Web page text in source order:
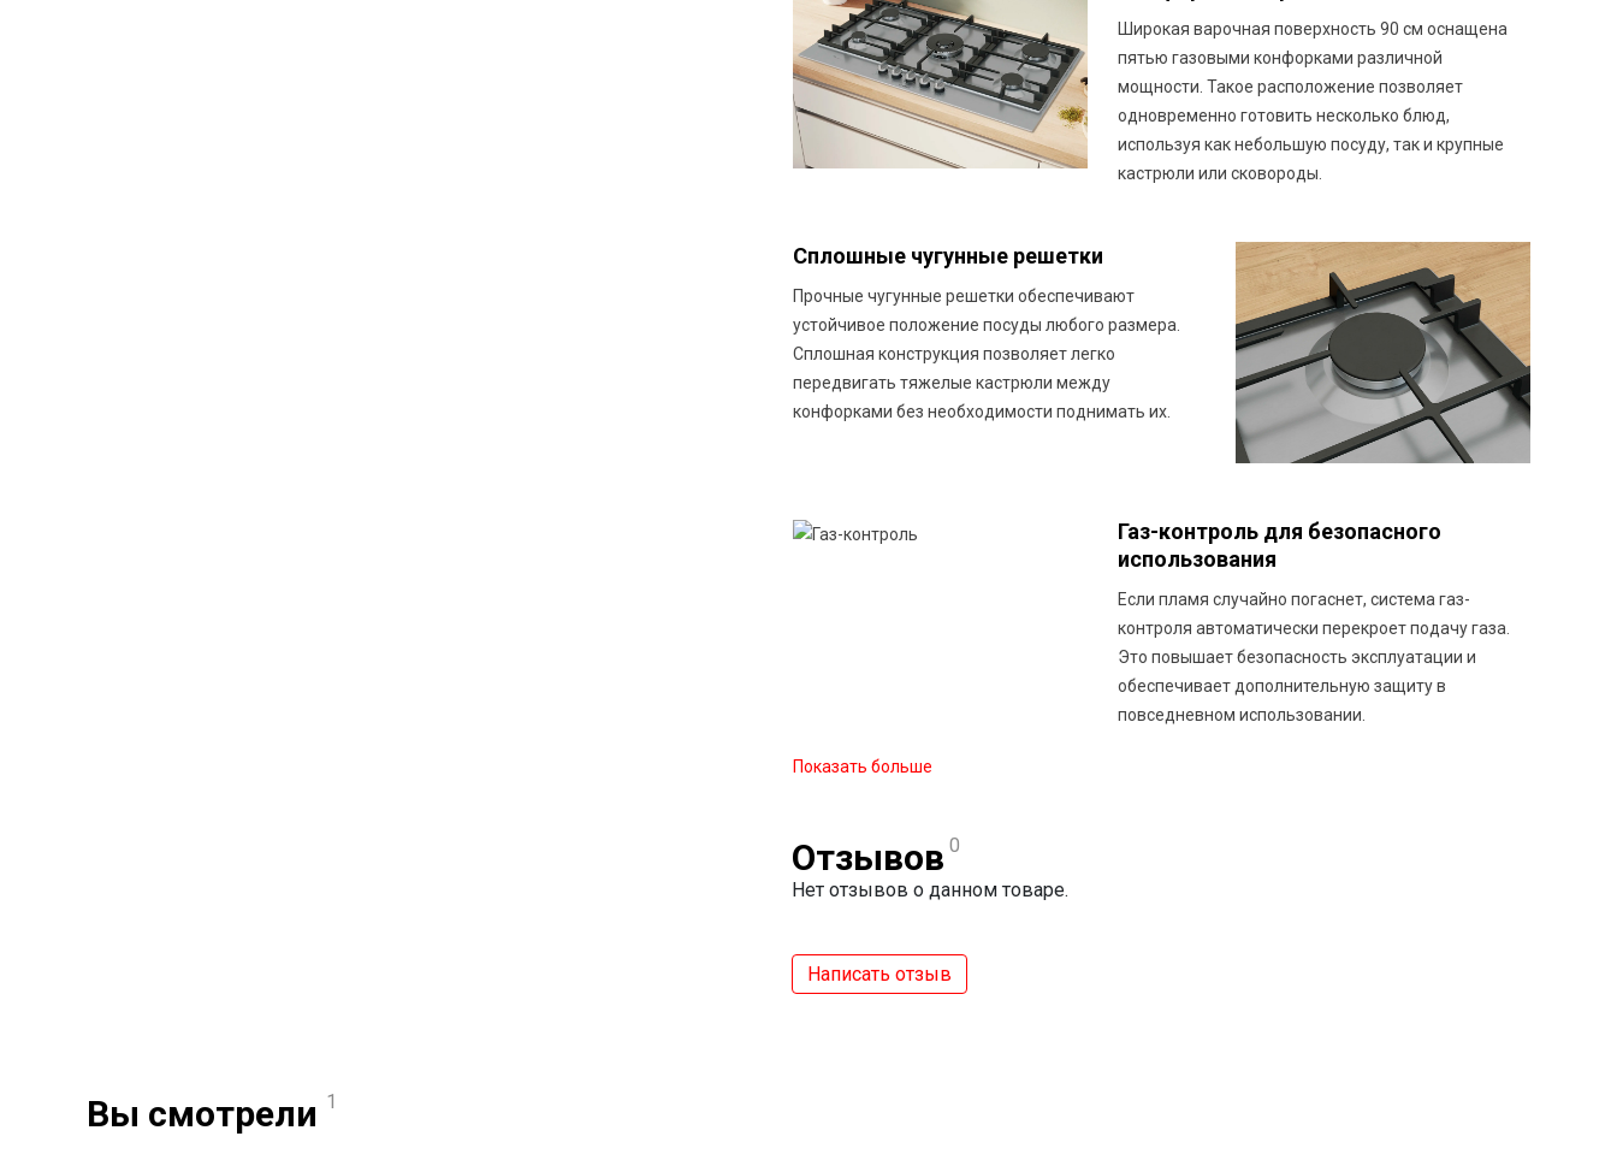
Широкая варочная поверхность 90 см оснащена
пятью газовыми конфорками различной
мощности. Такое расположение позволяет
одновременно готовить несколько блюд,
используя как небольшую посуду, так и крупные
кастрюли или сковороды.
Сплошные чугунные решетки
Прочные чугунные решетки обеспечивают
устойчивое положение посуды любого размера.
Сплошная конструкция позволяет легко
передвигать тяжелые кастрюли между
конфорками без необходимости поднимать их.
Газ-контроль для безопасного
использования
Если пламя случайно погаснет, система газ-
контроля автоматически перекроет подачу газа.
Это повышает безопасность эксплуатации и
обеспечивает дополнительную защиту в
повседневном использовании.
Показать больше
Отзывов 0
Нет отзывов о данном товаре.
Написать отзыв
Вы смотрели 1